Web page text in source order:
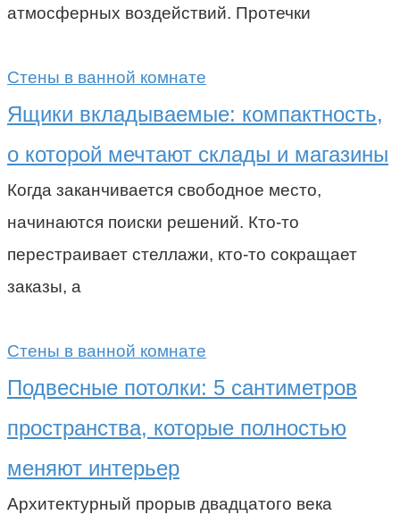
атмосферных воздействий. Протечки
Стены в ванной комнате
Ящики вкладываемые: компактность,
о которой мечтают склады и магазины
Когда заканчивается свободное место,
начинаются поиски решений. Кто-то
перестраивает стеллажи, кто-то сокращает
заказы, а
Стены в ванной комнате
Подвесные потолки: 5 сантиметров
пространства, которые полностью
меняют интерьер
Архитектурный прорыв двадцатого века